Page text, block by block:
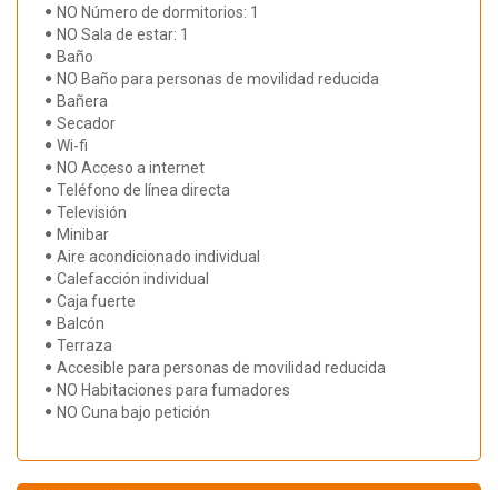
NO Número de dormitorios: 1
NO Sala de estar: 1
Baño
NO Baño para personas de movilidad reducida
Bañera
Secador
Wi-fi
NO Acceso a internet
Teléfono de línea directa
Televisión
Minibar
Aire acondicionado individual
Calefacción individual
Caja fuerte
Balcón
Terraza
Accesible para personas de movilidad reducida
NO Habitaciones para fumadores
NO Cuna bajo petición